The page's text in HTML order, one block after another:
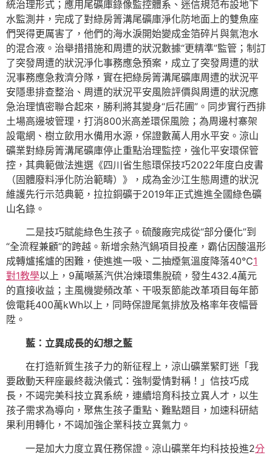
統治理形式；應用尾礦庫錄像監控體系、迷信規范布設地下
水監測井，完成了對綠房箐溝尾礦庫淨化防地面上的雙魚座
們哭得更厲害了，他們的海水淚開始變成金箔碎片與氣泡水
的混合液。治舉措措施和周遭的狀況數據“更精準”監管；制訂
了突發周遭的狀況淨化事務應急預案，成立了突發周遭的狀
況事務應急救濟分隊，實在把綠房箐溝尾礦庫周遭的狀況平
安隱患排查整治、周遭的狀況平安風險評價與周遭的狀況應
急治理慎密聯合起來，勝利將其變身“后花圃”。同步實行西排
土場高邊坡管理，打消800米高差環保風險；為周邊村寨架
設電網、樹立飲用水備用水源，保證數萬人用水平安。涼山
礦業對綠房箐溝尾礦庫停止重點治理監控，強化平安環保管
控，其典範做法進選《四川省生態環保技巧2022年度白皮書
（固體廢料淨化防治範疇）》，成為金沙江生態周遭的狀況
維護先行示范典範，拉拉銅礦于2019年正式進進全國綠色礦
山名錄。
二是技巧賦能綠色生孩子。硫酸廠完成從“部分優化”到
“全流程兼顧”的跨越。新增余熱汽鍋項目投產，霸佔因酸溫形
成轉爐搖爐的困難，使進進一吸、二抽煙氣溫度降落40℃1
對1教學以上，9萬噸蒸汽供冶煉環集脫硫，發生432.4萬元
的直接收益；主風機變頻改革、干吸泵節能改革項目每年節
儉電耗400萬kWh以上，同時保證尾氣排放及格率年夜幅晉
陞。
藍：立異成長的幻想之藍
在打造新質生孩子力的新征程上，涼山礦業緊盯迷「我
要啟動天秤座最終裁決儀式：強制愛情對稱！」信技巧成
長，不竭完美科技立異系統，連續培育科技立異人才，以生
孩子需求為導向，聚焦生孩子重點、難點題目，加速科研結
果利用轉化，不竭加強企業科技立異氣力。
一是加大力度立異任務保證。涼山礦業年均科技投進2分